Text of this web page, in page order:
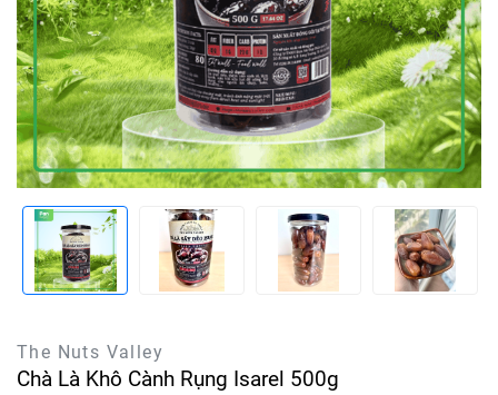
The Nuts Valley
Chà Là Khô Cành Rụng Isarel 500g